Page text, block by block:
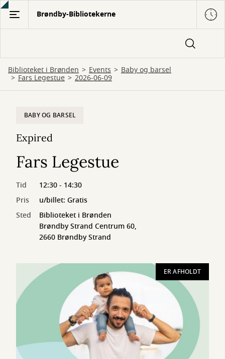
Gå
hovedindhold
Brøndby-Bibliotekerne
Biblioteket i Brønden Events Baby og barsel
Fars Legestue 2026-06-09
ER AFHOLDT
BABY OG BARSEL
Expired
Fars Legestue
Tid
12:30 - 14:30
Pris
u/billet: Gratis
Sted
Biblioteket i Brønden
Brøndby Strand Centrum 60,
2660 Brøndby Strand